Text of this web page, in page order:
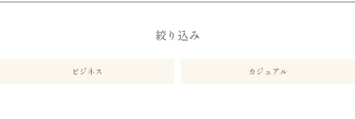
絞り込み
ビジネス カジュアル